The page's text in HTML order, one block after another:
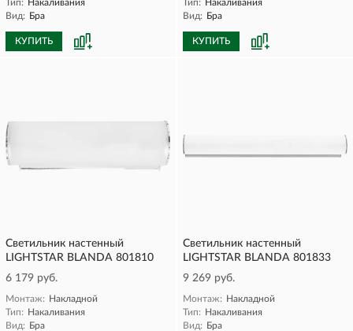
Тип: Накаливания
Вид: Бра
КУПИТЬ
Тип: Накаливания
Вид: Бра
КУПИТЬ
Светильник настенный
LIGHTSTAR BLANDA 801810
6 179 руб.
Монтаж: Накладной
Тип: Накаливания
Вид: Бра
Светильник настенный
LIGHTSTAR BLANDA 801833
9 269 руб.
Монтаж: Накладной
Тип: Накаливания
Вид: Бра